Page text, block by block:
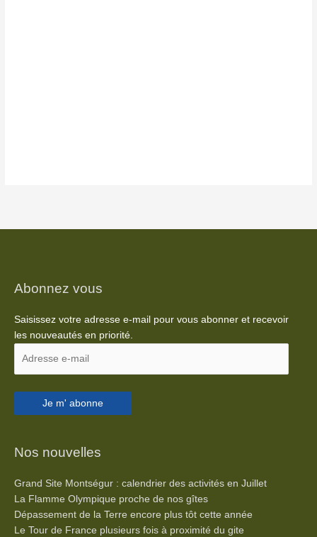
Abonnez vous
Saisissez votre adresse e-mail pour vous abonner et recevoir
les nouveautés en priorité.
Adresse
mail
Je m' abonne
Nos nouvelles
Grand Site Montségur : calendrier des activités en Juillet
La Flamme Olympique proche de nos gîtes
Dépassement de la Terre encore plus tôt cette année
Le Tour de France plusieurs fois à proximité du gite